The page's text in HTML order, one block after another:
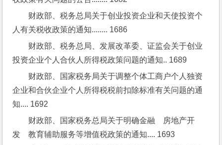
财政部、税务总局关于创业投资企业和天使投资个
人有关税收政策的通知........ 1686
财政部、税务总局、发展改革委、证监会关于创业
投资企业个人合伙人所得税政策问题的通知.. 1689
财政部、国家税务局关于调整个体工商户个人独资
企业和合伙企业个人所得税税前扣除标准有关问题的通
知.... 1692
财政部、国家税务总局关于明确金融　房地产开
发　教育辅助服务等增值税政策的通知.... 1693